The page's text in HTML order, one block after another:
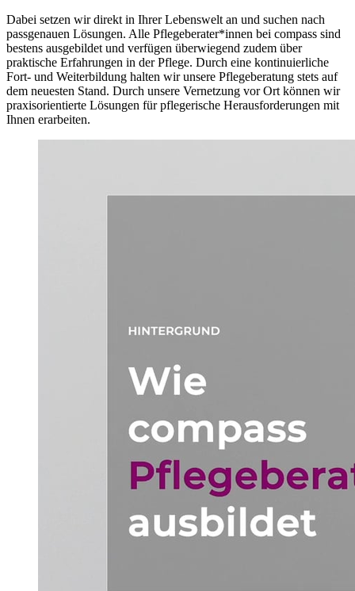
Dabei setzen wir direkt in Ihrer Lebenswelt an und suchen nach
passgenauen Lösungen. Alle Pflegeberater*innen bei compass sind
bestens ausgebildet und verfügen überwiegend zudem über
praktische Erfahrungen in der Pflege. Durch eine kontinuierliche
Fort- und Weiterbildung halten wir unsere Pflegeberatung stets auf
dem neuesten Stand. Durch unsere Vernetzung vor Ort können wir
praxisorientierte Lösungen für pflegerische Herausforderungen mit
Ihnen erarbeiten.